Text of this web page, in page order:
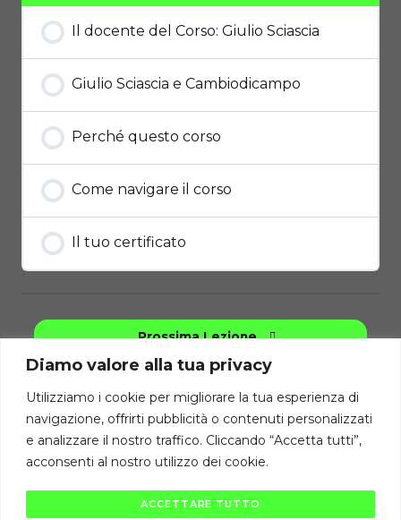
Diamo valore alla tua privacy
Utilizziamo i cookie per migliorare la tua esperienza di
navigazione, offrirti pubblicità o contenuti personalizzati
e analizzare il nostro traffico. Cliccando “Accetta tutti”,
acconsenti al nostro utilizzo dei cookie.
ACCETTARE TUTTO
Il docente del Corso: Giulio Sciascia
Giulio Sciascia e Cambiodicampo
Perché questo corso
Come navigare il corso
Il tuo certificato
Torna al Corso
Prossima Lezione
Diritti di autore riservati Cambiodicampo ©
ai sensi di legge.